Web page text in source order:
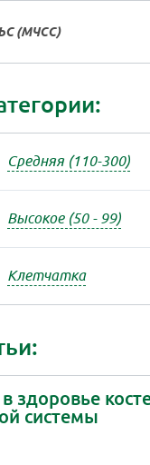
(МЧСС)
Средняя (110-300)
Высокое (50 - 99)
Клетчатка
здоровье
системы